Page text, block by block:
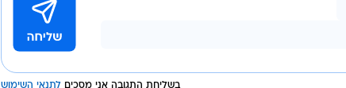
בשליחת התגובה אני מסכים לתנאי השימוש